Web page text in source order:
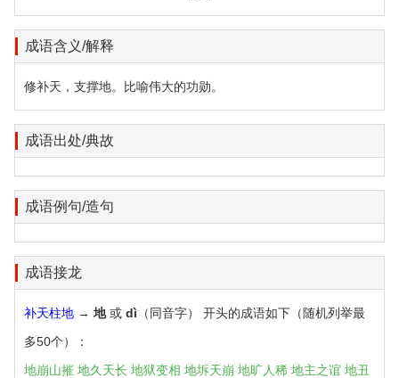
成语含义/解释
修补天，支撑地。比喻伟大的功勋。
成语出处/典故
成语例句/造句
成语接龙
补天柱地 → 地或 dì （同音字） 开头的成语如下（随机列举最
多50个）：
地崩山摧 地久天长 地狱变相 地坼天崩 地旷人稀 地主之谊 地丑